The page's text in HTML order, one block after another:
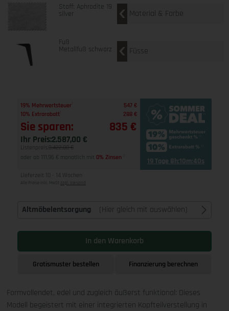
Stoff: Aphrodite 19
silver Material & Farbe
Fuß
Metallfuß schwarz Füsse
19% Mehrwertsteuer
547 €
10% Extrarabatt
288 €
Sie sparen: 835 €
Ihr Preis:2.587,00 €
Listenpreis: 3.422,00 €
oder ab 111,96 € monatlich mit 0% Zinsen 19 Tage 8h:10m:40s
Lieferzeit 10 - 14 Wochen
Alle Preise inkl. MwSt zzgl. Versand
Altmöbelentsorgung (Hier gleich mit auswählen)
In den Warenkorb
Gratismuster bestellen Finanzierung berechnen
Formvollendet, edel und zugleich äußerst funktional: Dieses
Modell begeistert mit einer integrierten Kopfteilverstellung in